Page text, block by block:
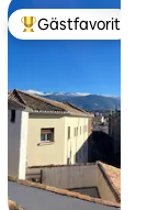
Populär
Gästfavorit